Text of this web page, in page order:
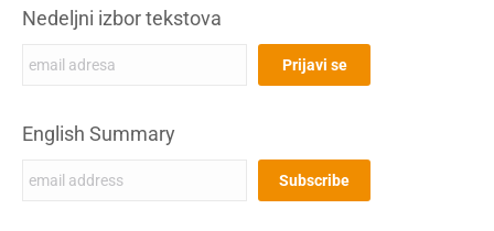
Nedeljni izbor tekstova
English Summary